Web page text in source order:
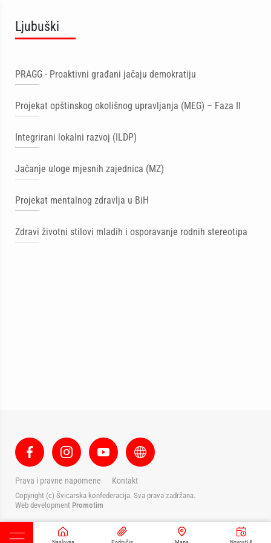
Ljubuški
PRAGG - Proaktivni građani jačaju demokratiju
Projekat opštinskog okolišnog upravljanja (MEG) – Faza II
Integrirani lokalni razvoj (ILDP)
Jačanje uloge mjesnih zajednica (MZ)
Projekat mentalnog zdravlja u BiH
Zdravi životni stilovi mladih i osporavanje rodnih stereotipa
Prava i pravne napomene Kontakt
Copyright (c) Švicarska konfederacija. Sva prava zadržana.
Web development Promotim